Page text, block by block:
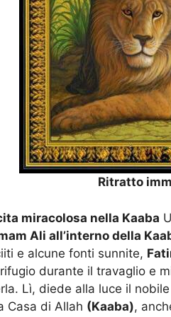
Ritratto
miracolosa nella Kaaba
Ali all’interno della
e alcune fonti sunnite,
durante il travaglio e
Lì, diede alla luce il
Casa di Allah (Kaaba),